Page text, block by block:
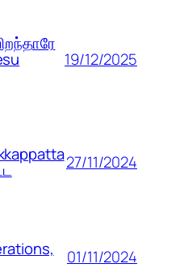
19/12/2025
27/11/2024
01/11/2024